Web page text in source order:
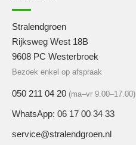
Stralendgroen
Rijksweg West 18B
9608 PC Westerbroek
Bezoek enkel op afspraak
050 211 04 20 (ma–vr 9.00–17.00)
WhatsApp: 06 17 00 34 33
service@stralendgroen.nl